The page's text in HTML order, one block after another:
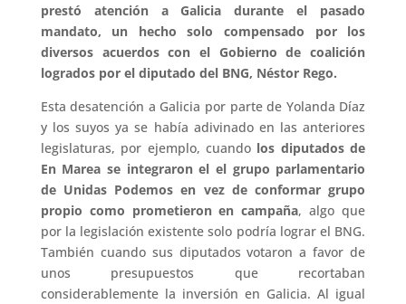
prestó atención a Galicia durante el pasado
mandato, un hecho solo compensado por los
diversos acuerdos con el Gobierno de coalición
logrados por el diputado del BNG, Néstor Rego.
Esta desatención a Galicia por parte de Yolanda Díaz
y los suyos ya se había adivinado en las anteriores
legislaturas, por ejemplo, cuando los diputados de
En Marea se integraron el el grupo parlamentario
de Unidas Podemos en vez de conformar grupo
propio como prometieron en campaña, algo que
por la legislación existente solo podría lograr el BNG.
También cuando sus diputados votaron a favor de
unos presupuestos que recortaban
considerablemente la inversión en Galicia. Al igual